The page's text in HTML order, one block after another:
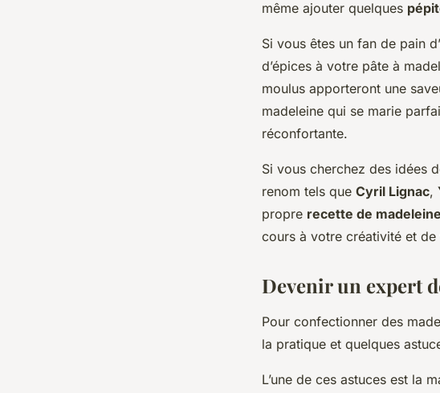
même ajouter quelques
Si vous êtes un fan de pain
d’épices à votre pâte à
moulus apporteront une
madeleine qui se marie
réconfortante.
Si vous cherchez des idées
renom tels que Cyril Lignac,
propre recette de
cours à votre créativité et de
Devenir un expert
Pour confectionner des
la pratique et quelques
L’une de ces astuces est la